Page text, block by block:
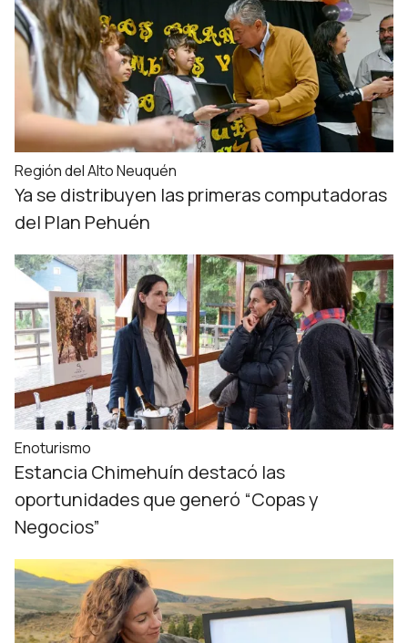
Región del Alto Neuquén
Ya se distribuyen las primeras computadoras
del Plan Pehuén
Enoturismo
Estancia Chimehuín destacó las
oportunidades que generó “Copas y
Negocios”